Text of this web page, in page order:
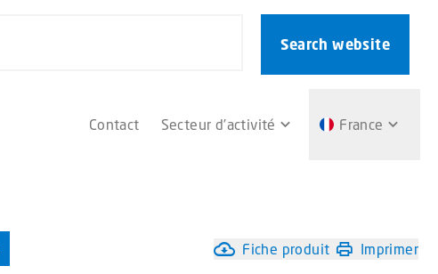
Search website
Contact Secteur d’activité France
Fiche produit Imprimer